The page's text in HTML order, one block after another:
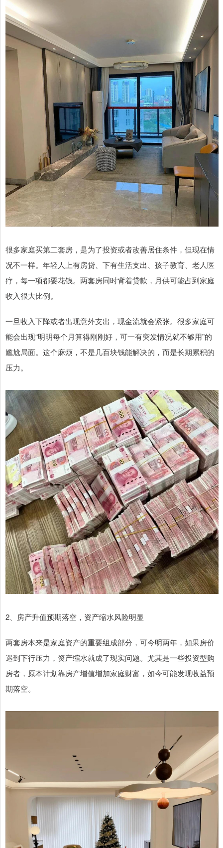
很多家庭买第二套房，是为了投资或者改善居住条件，但现在情
况不一样。年轻人上有房贷、下有生活支出、孩子教育、老人医
疗，每一项都要花钱。两套房同时背着贷款，月供可能占到家庭
收入很大比例。
一旦收入下降或者出现意外支出，现金流就会紧张。很多家庭可
能会出现“明明每个月算得刚刚好，可一有突发情况就不够用”的
尴尬局面。这个麻烦，不是几百块钱能解决的，而是长期累积的
压力。
2、房产升值预期落空，资产缩水风险明显
两套房本来是家庭资产的重要组成部分，可今明两年，如果房价
遇到下行压力，资产缩水就成了现实问题。尤其是一些投资型购
房者，原本计划靠房产增值增加家庭财富，如今可能发现收益预
期落空。